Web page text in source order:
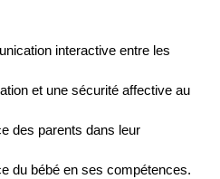
interactive entre les
et une sécurité affective au
des parents dans leur
du bébé en ses compétences.